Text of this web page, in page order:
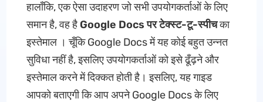
हालाँकि, एक ऐसा उदाहरण जो सभी उपयोगकर्ताओं के लिए
समान है, वह है Google Docsपरटेक्स्ट-टू-स्पीचका
इस्तेमाल । चूँकि Google Docs में यह कोई बहुत उन्नत
सुविधा नहीं है, इसलिए उपयोगकर्ताओं को इसे ढूँढ़ने और
इस्तेमाल करने में दिक्कत होती है। इसलिए, यह गाइड
आपको बताएगी कि आप अपने Google Docs के लिए